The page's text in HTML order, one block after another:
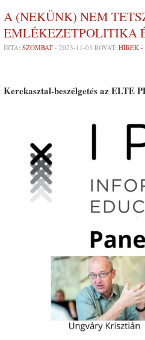
A (NEKÜNK) NEM
EMLÉKEZETPOLITIKA
ÍRTA: SZOMBAT - 2023-11-03 ROVAT: HÍREK -
Kerekasztal-beszélgetés az ELTE